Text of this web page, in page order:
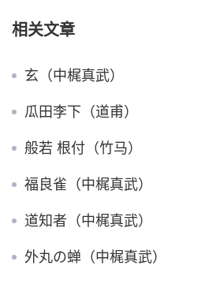
相关文章
玄（中梶真武）
瓜田李下（道甫）
般若 根付（竹马）
福良雀（中梶真武）
道知者（中梶真武）
外丸の蝉（中梶真武）